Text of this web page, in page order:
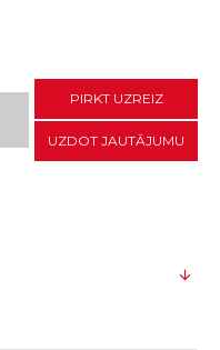
PIRKT UZREIZ
UZDOT JAUTĀJUMU